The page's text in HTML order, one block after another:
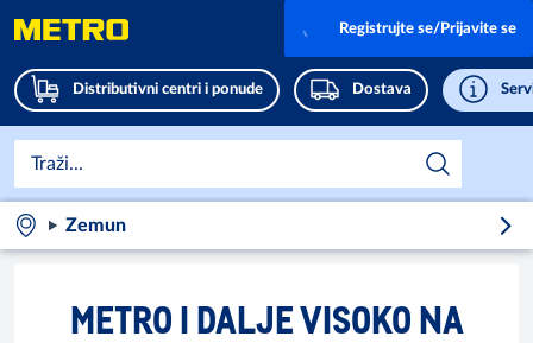
Distributivni centri i ponude Dostava
Registrujte se/Prijavite se
Zemun
METRO I DALJE VISOKO NA